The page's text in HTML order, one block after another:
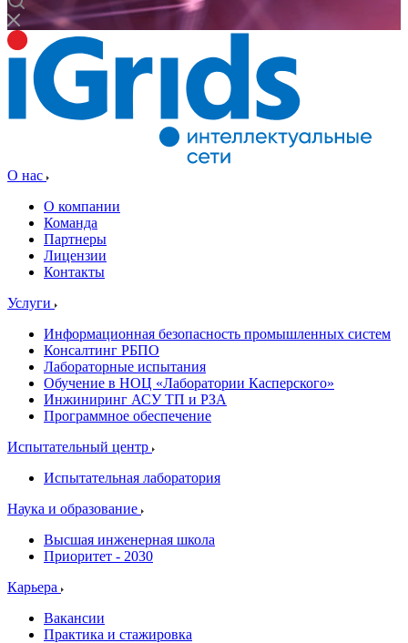
О нас
О компании
Команда
Партнеры
Лицензии
Контакты
Услуги
Информационная безопасность промышленных систем
Консалтинг РБПО
Лабораторные испытания
Обучение в НОЦ «Лаборатории Касперского»
Инжиниринг АСУ ТП и РЗА
Программное обеспечение
Испытательный центр
Испытательная лаборатория
Наука и образование
Высшая инженерная школа
Приоритет - 2030
Карьера
Вакансии
Практика и стажировка